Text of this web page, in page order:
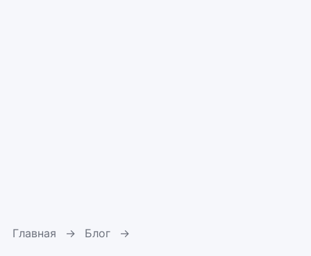
Главная → Блог →